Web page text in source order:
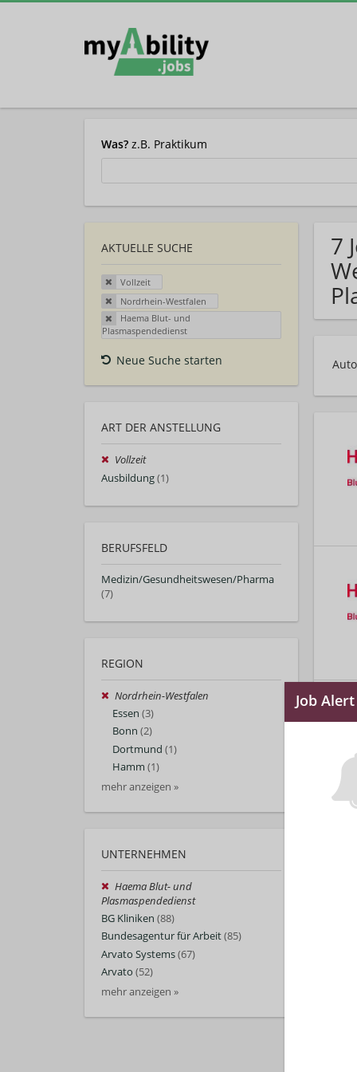
Was? z.B. Praktikum
AKTUELLE SUCHE
Vollzeit
Nordrhein-Westfalen
Haema Blut- und
Plasmaspendedienst
Neue Suche starten
ART DER ANSTELLUNG
Vollzeit
Ausbildung(1)
BERUFSFELD
Medizin/Gesundheitswesen/Pharma
(7)
REGION
Nordrhein-Westfalen
Essen (3)
Bonn (2)
Dortmund (1)
Hamm (1)
mehr anzeigen »
UNTERNEHMEN
Haema Blut- und
Plasmaspendedienst
BG Kliniken (88)
Bundesagentur für Arbeit(85)
Arvato Systems(67)
Arvato (52)
mehr anzeigen »
7